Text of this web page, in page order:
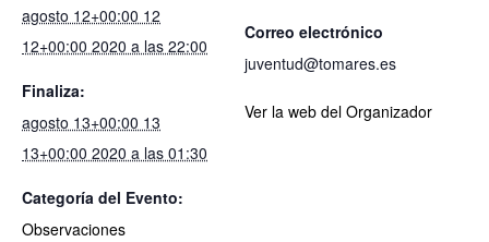
agosto 12+00:00 12
12+00:00 2020 a las 22:00
Finaliza:
agosto 13+00:00 13
13+00:00 2020 a las 01:30
Categoría del Evento:
Observaciones
Correo electrónico
juventud@tomares.es
Ver la web del Organizador